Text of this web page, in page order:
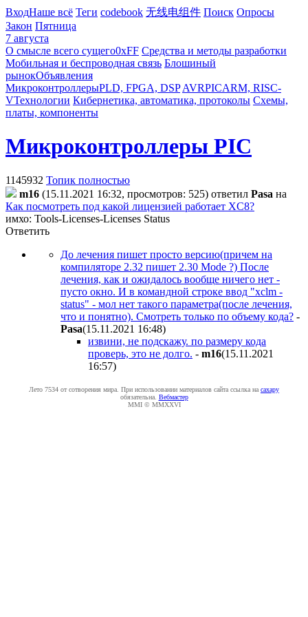
ВходНаше всё Теги codebook 无线电组件 Поиск Опросы
Закон Пятница
7 августа
О смысле всего сущего0xFF Средства и методы разработки
Мобильная и беспроводная связь Блошиный
рынокОбъявления
МикроконтроллерыPLD, FPGA, DSP AVRPICARM, RISC-
VТехнологии Кибернетика, автоматика, протоколы Схемы,
платы, компоненты
Микроконтроллеры PIC
1145932 Топик полностью
m16 (15.11.2021 16:32, просмотров: 525) ответил Pasa на
Как посмотреть под какой лицензией работает XC8?
имхо: Tools-Licenses-Licenses Status
Ответить
До лечения пишет просто версию(причем на
компиляторе 2.32 пишет 2.30 Mode ?) После
лечения, как и ожидалось вообще ничего нет -
пусто окно. И в командной строке ввод "xclm -
status" - мол нет такого параметра(после лечения,
что и понятно). Смотреть только по объему кода? -
Pasa(15.11.2021 16:48)
извини, не подскажу. по размеру кода
проверь, это не долго. - m16(15.11.2021
16:57)
Лето 7534 от сотворения мира. При использовании материалов сайта ссылка на caxapу
обязательна. Вебмастер
MMI © MMXXVI